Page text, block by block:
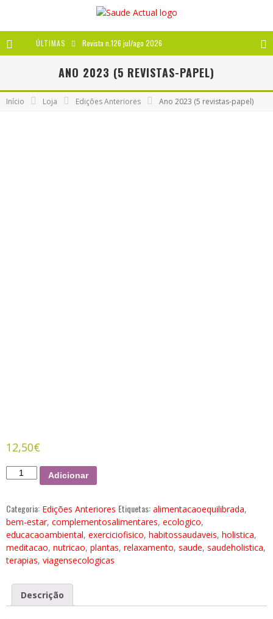
ÚLTIMAS Revista n.126 jul/ago 2026
Revista n.125 mai/jun 2026
Revista n.124 mar/abr 2026
ANO 2023 (5 REVISTAS-PAPEL)
Início Loja Edições Anteriores Ano 2023 (5 revistas-papel)
12,50€
Quantidade
2023
(5
revistas-
papel)
Adicionar
Categoria: Edições Anteriores Etiquetas: alimentacaoequilibrada,
bem-estar, complementosalimentares, ecologico,
educacaoambiental, exerciciofisico, habitossaudaveis, holistica,
meditacao, nutricao, plantas, relaxamento, saude, saudeholistica,
terapias, viagensecologicas
Descrição